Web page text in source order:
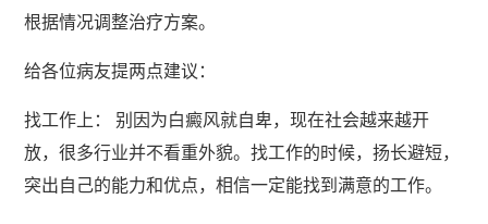
根据情况调整治疗方案。
给各位病友提两点建议：
找工作上： 别因为白癜风就自卑，现在社会越来越开
放，很多行业并不看重外貌。找工作的时候，扬长避短，
突出自己的能力和优点，相信一定能找到满意的工作。